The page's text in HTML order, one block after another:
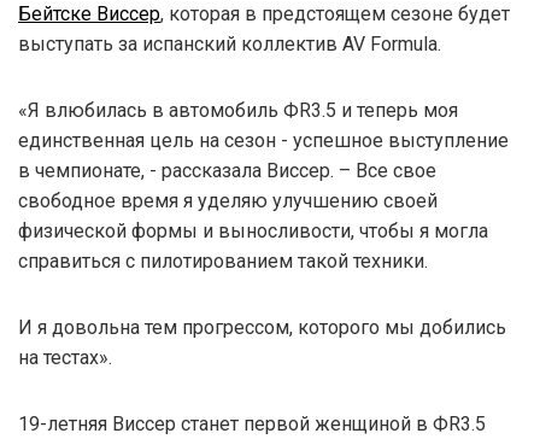
Бейтске Виссер, которая в предстоящем сезоне будет
выступать за испанский коллектив AV Formula.
«Я влюбилась в автомобиль ФR3.5 и теперь моя
единственная цель на сезон - успешное выступление
в чемпионате, - рассказала Виссер. – Все свое
свободное время я уделяю улучшению своей
физической формы и выносливости, чтобы я могла
справиться с пилотированием такой техники.
И я довольна тем прогрессом, которого мы добились
на тестах».
19-летняя Виссер станет первой женщиной в ФR3.5